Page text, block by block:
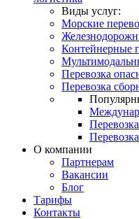
Виды услуг:
Морские
Контейнерные
Перевозка
Перевозка
О компании
Партнерам
Вакансии
Блог
Тарифы
Контакты